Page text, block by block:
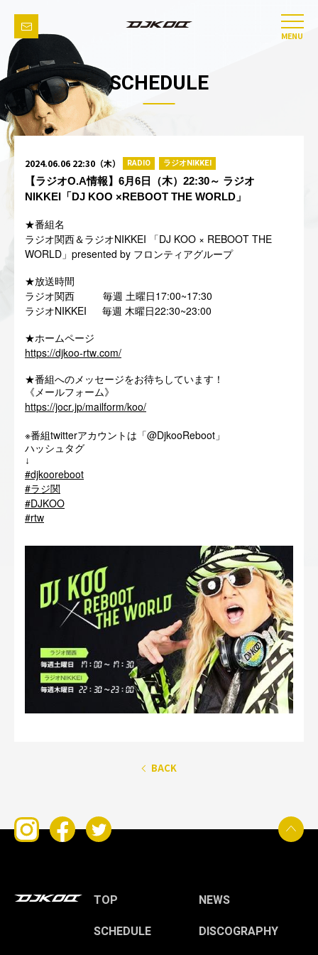
MENU
SCHEDULE
2024.06.06 22:30（木） RADIO
ラジオNIKKEI
【ラジオO.A情報】6月6日（木）22:30～ ラジオ
NIKKEI「DJ KOO ×REBOOT THE WORLD」
★番組名
ラジオ関西＆ラジオNIKKEI 「 DJ KOO × REBOOT THE
WORLD 」 presented by フロンティアグループ
★放送時間
ラジオ関西
毎週 土曜日 17:00~17:30
ラジオNIKKEI 毎週 木曜日 22:30~23:00
★ホームページ
https://djkoo-rtw.com/
★番組へのメッセージをお待ちしています！
《メールフォーム》
https://jocr.jp/mailform/koo/
※番組 twitterアカウントは「 @DjkooReboot 」
ハッシュタグ
↓
#djkooreboot
#ラジ関
#DJKOO
#rtw
BACK
TOP
NEWS
SCHEDULE
DISCOGRAPHY